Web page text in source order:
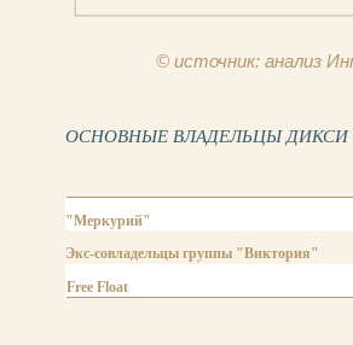
© источник: анализ
ОСНОВНЫЕ ВЛАДЕЛЬЦЫ ДИКСИ
"Меркурий"
Экс-совладельцы группы "Виктория"
Free Float